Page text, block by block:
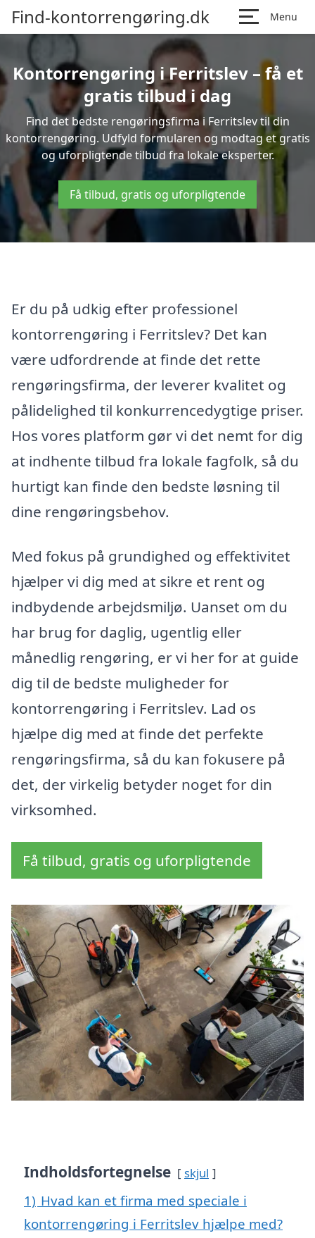
Find-kontorrengøring.dk Menu
Kontorrengøring i Ferritslev – få et
gratis tilbud i dag
Find det bedste rengøringsfirma i Ferritslev til din
kontorrengøring. Udfyld formularen og modtag et gratis
og uforpligtende tilbud fra lokale eksperter.
Få tilbud, gratis og uforpligtende
Er du på udkig efter professionel
kontorrengøring i Ferritslev? Det kan
være udfordrende at finde det rette
rengøringsfirma, der leverer kvalitet og
pålidelighed til konkurrencedygtige priser.
Hos vores platform gør vi det nemt for dig
at indhente tilbud fra lokale fagfolk, så du
hurtigt kan finde den bedste løsning til
dine rengøringsbehov.
Med fokus på grundighed og effektivitet
hjælper vi dig med at sikre et rent og
indbydende arbejdsmiljø. Uanset om du
har brug for daglig, ugentlig eller
månedlig rengøring, er vi her for at guide
dig til de bedste muligheder for
kontorrengøring i Ferritslev. Lad os
hjælpe dig med at finde det perfekte
rengøringsfirma, så du kan fokusere på
det, der virkelig betyder noget for din
virksomhed.
Få tilbud, gratis og uforpligtende
Indholdsfortegnelse skjul
1) Hvad kan et firma med speciale i
kontorrengøring i Ferritslev hjælpe med?